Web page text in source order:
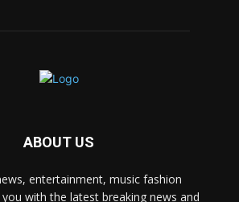
ABOUT US
entertainment, music fashion
with the latest breaking news and